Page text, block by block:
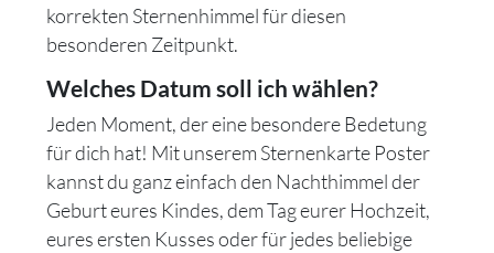
korrekten Sternenhimmel für diesen
besonderen Zeitpunkt.
Welches Datum soll ich wählen?
Jeden Moment, der eine besondere Bedetung
für dich hat! Mit unserem Sternenkarte Poster
kannst du ganz einfach den Nachthimmel der
Geburt eures Kindes, dem Tag eurer Hochzeit,
eures ersten Kusses oder für jedes beliebige